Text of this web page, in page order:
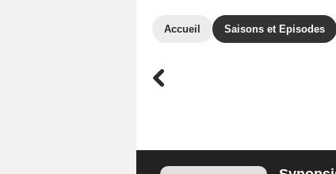
Accueil Saisons et Episodes